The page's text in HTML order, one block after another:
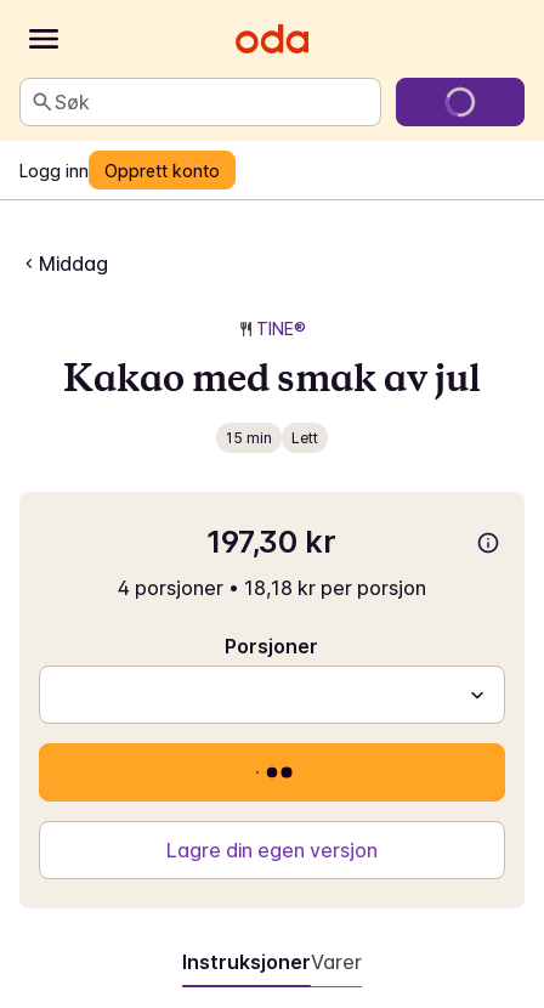
Søk
Logg inn Opprett konto
Middag
TINE®
Kakao med smak av jul
15 min Lett
197,30 kr
4 porsjoner • 18,18 kr per porsjon
Porsjoner
Lagre din egen versjon
InstruksjonerVarer